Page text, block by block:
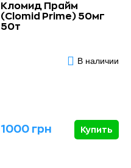
Кломид Прайм
(Clomid Prime) 50мг
50т
В наличии
1000 грн Купить